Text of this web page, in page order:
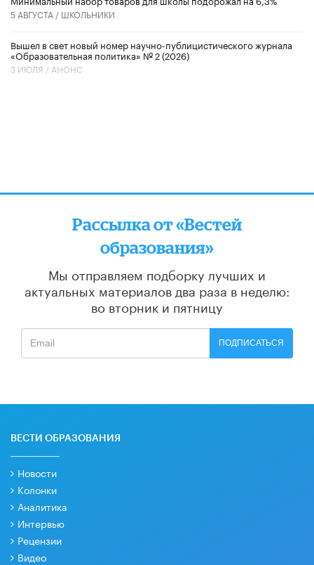
5 АВГУСТА / ШКОЛЬНИКИ
Вышел в свет новый номер научно-публицистического журнала
«Образовательная политика» № 2 (2026)
3 ИЮЛЯ / АНОНС
Рассылка от «Вестей
образования»
Мы отправляем подборку лучших и
актуальных материалов два раза в неделю:
во вторник и пятницу
ПОДПИСАТЬСЯ
ВЕСТИ ОБРАЗОВАНИЯ
Новости
Колонки
Аналитика
Интервью
Рецензии
Видео